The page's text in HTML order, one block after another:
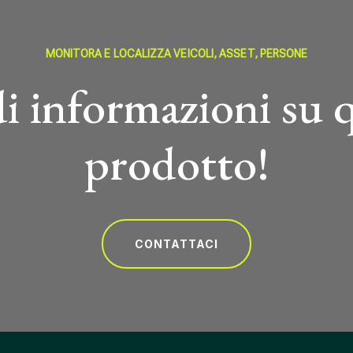
MONITORA E LOCALIZZA VEICOLI, ASSET, PERSONE
informazioni su
prodotto!
CONTATTACI